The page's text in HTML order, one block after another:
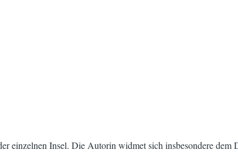
einzelnen Insel. Die Autorin widmet sich insbesondere